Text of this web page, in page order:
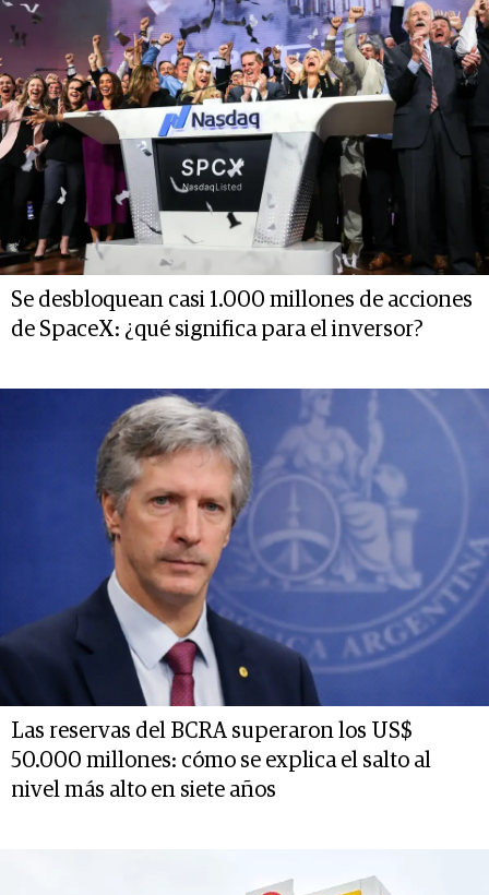
Se desbloquean casi 1.000 millones de acciones
de SpaceX: ¿qué significa para el inversor?
Las reservas del BCRA superaron los US$
50.000 millones: cómo se explica el salto al
nivel más alto en siete años